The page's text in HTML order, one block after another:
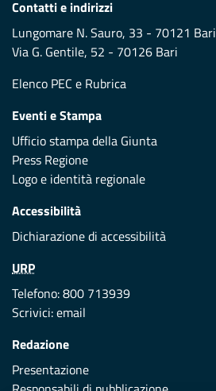
Contatti e indirizzi
Lungomare N. Sauro, 33 - 70121 Bari
Via G. Gentile, 52 - 70126 Bari
Elenco PEC e Rubrica
Eventi e Stampa
Ufficio stampa della Giunta
Press Regione
Logo e identità regionale
Accessibilità
Dichiarazione di accessibilità
URP
Telefono: 800 713939
Scrivici:email
Redazione
Presentazione